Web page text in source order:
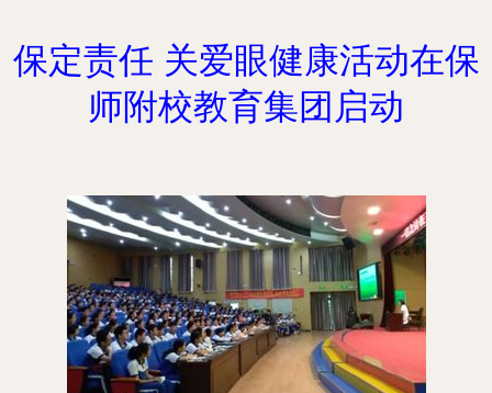
保定责任 关爱眼健康活动在保
师附校教育集团启动